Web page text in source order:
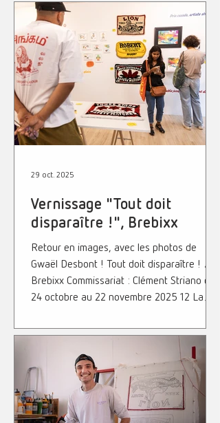
Nous aurons l'honneur d'y représenter La
Réunion et de défendre le travail d'artistes
talentueux dont nous vous dévoilons les
noms ci-dessous. Cette sélection
représente pour nous bien plus qu'une
simple participation à une foire : c'est une
véritable reconnaissance du chemin
parcour
Vernissage "Tout doit
disparaître !", Brebixx
Retour en images, avec les photos de
Gwaël Desbont ! Tout doit disparaître ! /
Brebixx Commissariat : Clément Striano du
24 octobre au 22 novembre 2025 12 La
de La Réunion Tous les samedis de 11h à
18h Le reste de la semaine sur RDV
(12lagalerie@constellation.re) Brebixx
propose une exposition solo qui prend la
forme d’un faux magasin, où les œuvres
sont proposées à prix mini, façon
29 oct. 2025